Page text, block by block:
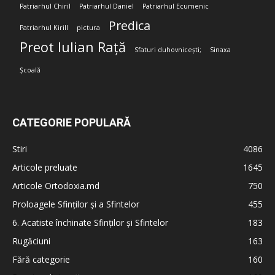
Patriarhul Chiril Patriarhul Daniel Patriarhul Ecumenic
Patriarhul Kirill pictura Predica
Preot Iulian Rață Sfaturi duhovnicești; Sinaxa
Școală
CATEGORIE POPULARĂ
Stiri
4086
Articole preluate
1645
Articole Ortodoxia.md
750
Proloagele Sfinților și a Sfintelor
455
6. Acatiste închinate Sfinților și Sfintelor
183
Rugăciuni
163
Fără categorie
160